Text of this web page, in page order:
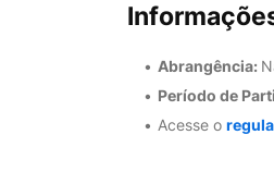
Abrangência:
Período de
Acesse o